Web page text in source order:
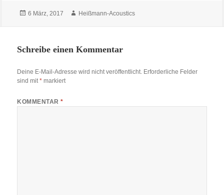
Veröffentlicht
6 März, 2017 Autor
Heißmann-Acoustics
Schreibe einen Kommentar
Deine E-Mail-Adresse wird nicht veröffentlicht. Erforderliche Felder
sind mit* markiert
KOMMENTAR*